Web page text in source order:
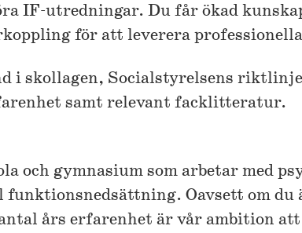
IF-utredningar. Du får ökad
för att leverera
i skollagen, Socialstyrelsens
samt relevant facklitteratur.
och gymnasium som arbetar med
Oavsett om du
års erfarenhet är vår ambition